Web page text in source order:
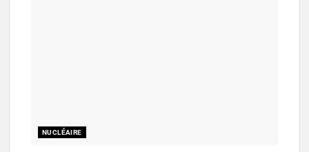
NUCLÉAIRE